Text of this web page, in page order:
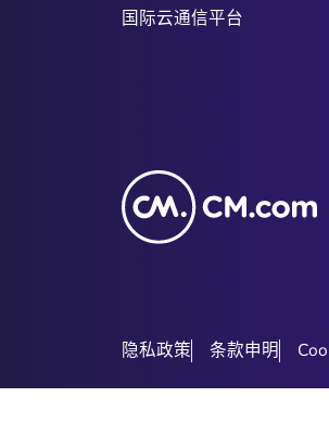
国际云通信平台
隐私政策 条款申明